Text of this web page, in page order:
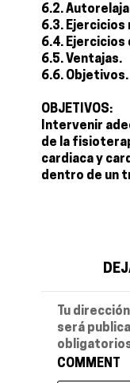
6.2.
6.3.
6.4.
6.5. Ventajas.
6.6. Objetivos.
OBJETIVOS:
Intervenir
de la
cardiaca y
dentro de un
Tu
será
COMMENT